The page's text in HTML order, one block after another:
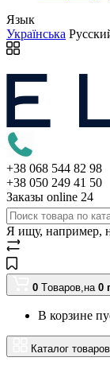
Язык
Українська
+38 068 544 82 98
+38 050 249 41 50
Заказы оnline 24
Я ищу, например,
0 Tоваров,на 0
В корзине
Каталог товаров